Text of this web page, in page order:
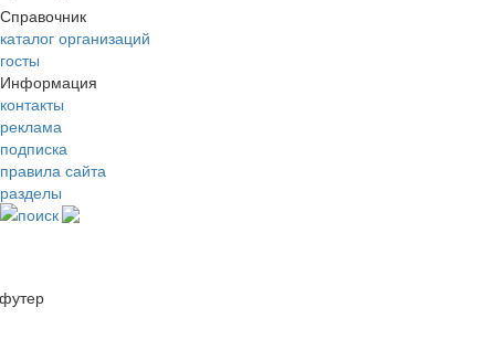
Справочник
каталог организаций
госты
Информация
контакты
реклама
подписка
правила сайта
разделы
поиск
футер